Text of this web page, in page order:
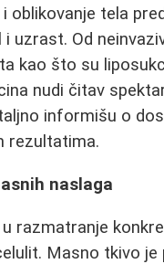
i oblikovanje tela
i uzrast. Od
kao što su
nudi čitav
informišu o
rezultatima.
naslaga
razmatranje
Masno tkivo